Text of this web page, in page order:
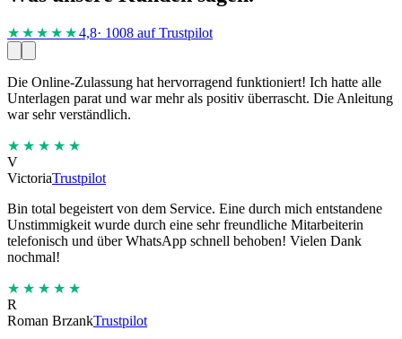
★★★★ ★4,8· 1008 auf Trustpilot
Die Online-Zulassung hat hervorragend funktioniert! Ich hatte alle
Unterlagen parat und war mehr als positiv überrascht. Die Anleitung
war sehr verständlich.
★★★★★
V
VictoriaTrustpilot
Bin total begeistert von dem Service. Eine durch mich entstandene
Unstimmigkeit wurde durch eine sehr freundliche Mitarbeiterin
telefonisch und über WhatsApp schnell behoben! Vielen Dank
nochmal!
★★★★★
R
Roman BrzankTrustpilot